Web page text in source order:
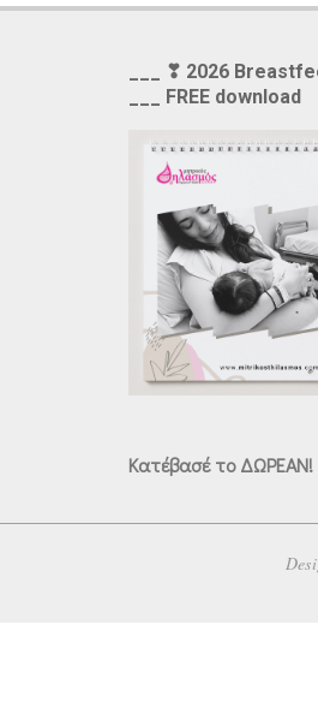
___ ❣ 2026
___ FREE download
Κατέβασέ το ΔΩΡΕΑΝ!